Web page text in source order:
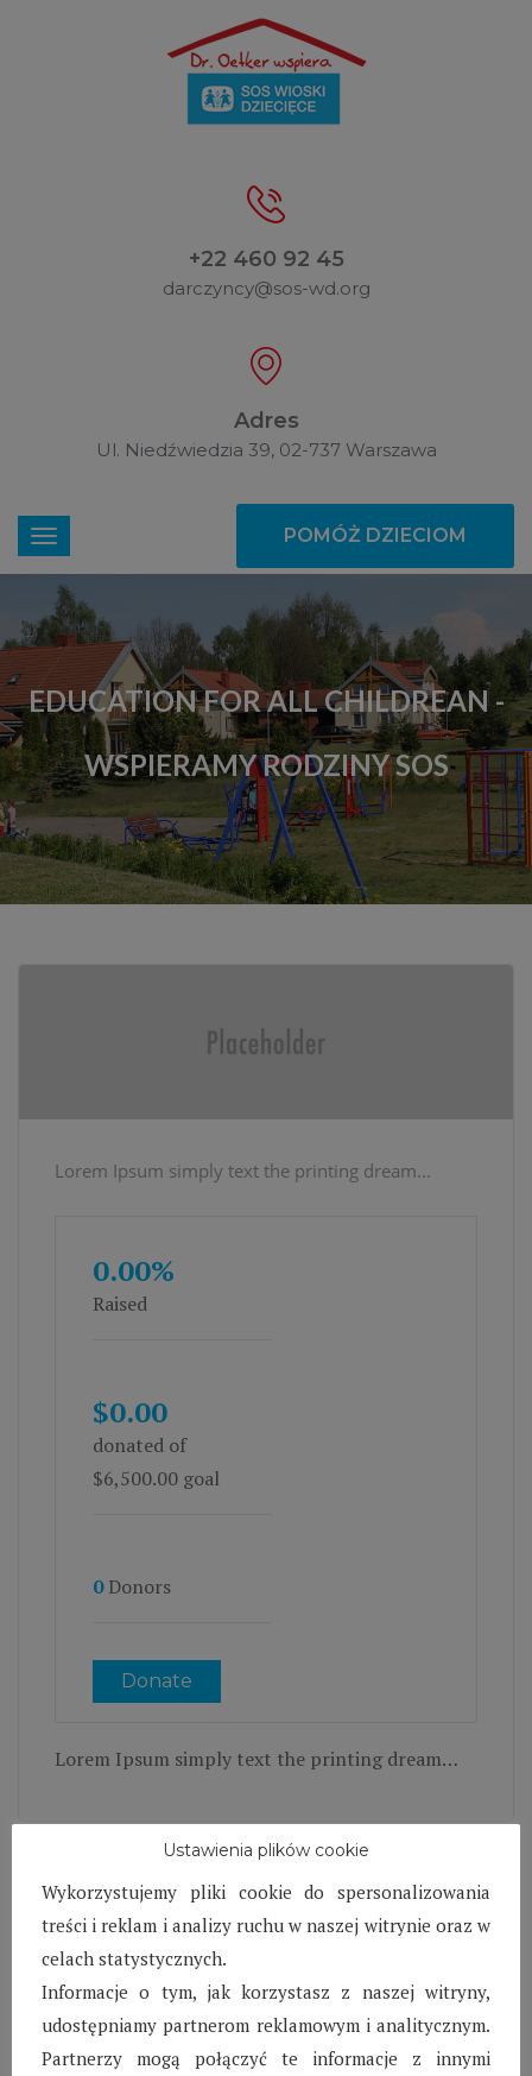
+22 460 92 45
darczyncy@sos-wd.org
Adres
Ul. Niedźwiedzia 39, 02-737 Warszawa
POMÓŻ DZIECIOM
EDUCATION FOR ALL CHILDREAN -
WSPIERAMY RODZINY SOS
Lorem Ipsum simply text the printing dream...
0.00%
Raised
$0.00
donated of
$6,500.00 goal
0Donors
Donate
Lorem Ipsum simply text the printing dream…
Leave A Reply
Your email address will not be published. Required fields
are marked*
Ustawienia plików cookie
Wykorzystujemy pliki cookie do spersonalizowania
treści i reklam i analizy ruchu w naszej witrynie oraz w
celach statystycznych.
Informacje o tym, jak korzystasz z naszej witryny,
udostępniamy partnerom reklamowym i analitycznym.
Partnerzy mogą połączyć te informacje z innymi